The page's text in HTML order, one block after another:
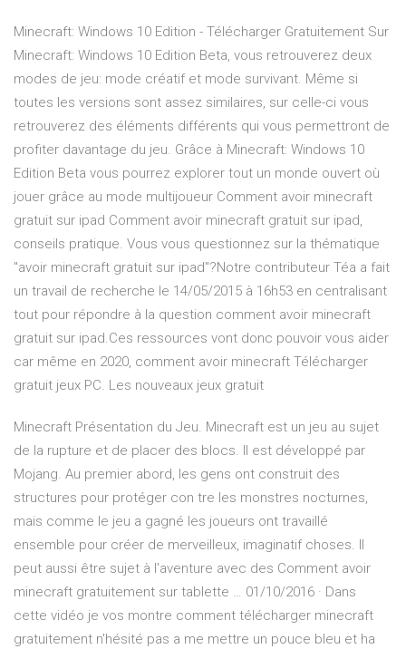
Minecraft: Windows 10 Edition - Télécharger Gratuitement Sur
Minecraft: Windows 10 Edition Beta, vous retrouverez deux
modes de jeu: mode créatif et mode survivant. Même si
toutes les versions sont assez similaires, sur celle-ci vous
retrouverez des éléments différents qui vous permettront de
profiter davantage du jeu. Grâce à Minecraft: Windows 10
Edition Beta vous pourrez explorer tout un monde ouvert où
jouer grâce au mode multijoueur Comment avoir minecraft
gratuit sur ipad Comment avoir minecraft gratuit sur ipad,
conseils pratique. Vous vous questionnez sur la thématique
"avoir minecraft gratuit sur ipad"?Notre contributeur Téa a fait
un travail de recherche le 14/05/2015 à 16h53 en centralisant
tout pour répondre à la question comment avoir minecraft
gratuit sur ipad.Ces ressources vont donc pouvoir vous aider
car même en 2020, comment avoir minecraft Télécharger
gratuit jeux PC. Les nouveaux jeux gratuit
Minecraft Présentation du Jeu. Minecraft est un jeu au sujet
de la rupture et de placer des blocs. Il est développé par
Mojang. Au premier abord, les gens ont construit des
structures pour protéger con tre les monstres nocturnes,
mais comme le jeu a gagné les joueurs ont travaillé
ensemble pour créer de merveilleux, imaginatif choses. Il
peut aussi être sujet à l'aventure avec des Comment avoir
minecraft gratuitement sur tablette … 01/10/2016 · Dans
cette vidéo je vos montre comment télécharger minecraft
gratuitement n'hésité pas a me mettre un pouce bleu et ha